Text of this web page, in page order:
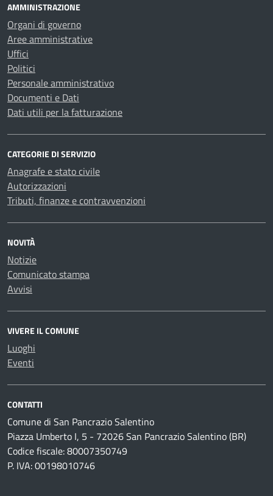
AMMINISTRAZIONE
Organi di governo
Aree amministrative
Uffici
Politici
Personale amministrativo
Documenti e Dati
Dati utili per la fatturazione
CATEGORIE DI SERVIZIO
Anagrafe e stato civile
Autorizzazioni
Tributi, finanze e contravvenzioni
NOVITÀ
Notizie
Comunicato stampa
Avvisi
VIVERE IL COMUNE
Luoghi
Eventi
CONTATTI
Comune di San Pancrazio Salentino
Piazza Umberto I, 5 - 72026 San Pancrazio Salentino (BR)
Codice fiscale: 80007350749
P. IVA: 00198010746